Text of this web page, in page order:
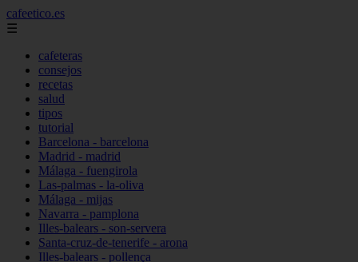
cafeetico.es
☰
cafeteras
consejos
recetas
salud
tipos
tutorial
Barcelona - barcelona
Madrid - madrid
Málaga - fuengirola
Las-palmas - la-oliva
Málaga - mijas
Navarra - pamplona
Illes-balears - son-servera
Santa-cruz-de-tenerife - arona
Illes-balears - pollença